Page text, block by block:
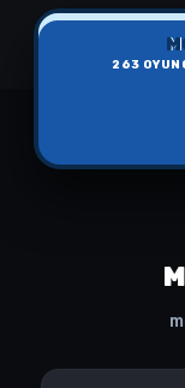
263